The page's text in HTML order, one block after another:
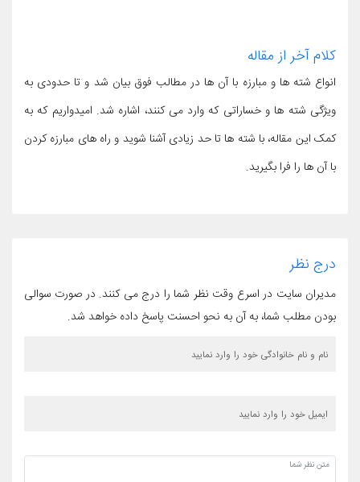
کلام آخر از مقاله
انواع شته ها و مبارزه با آن ها در مطالب فوق بیان شد و تا حدودی به
ویژگی شته ها و خساراتی که وارد می کنند، اشاره شد. امیدواریم که به
کمک این مقاله، با شته ها تا حد زیادی آشنا شوید و راه های مبارزه کردن
با آن ها را فرا بگیرید.
درج نظر
مدیران سایت در اسرع وقت نظر شما را درج می کنند. در صورت سوالی
بودن مطلب شما، به آن به نحو احسنت پاسخ داده خواهد شد.